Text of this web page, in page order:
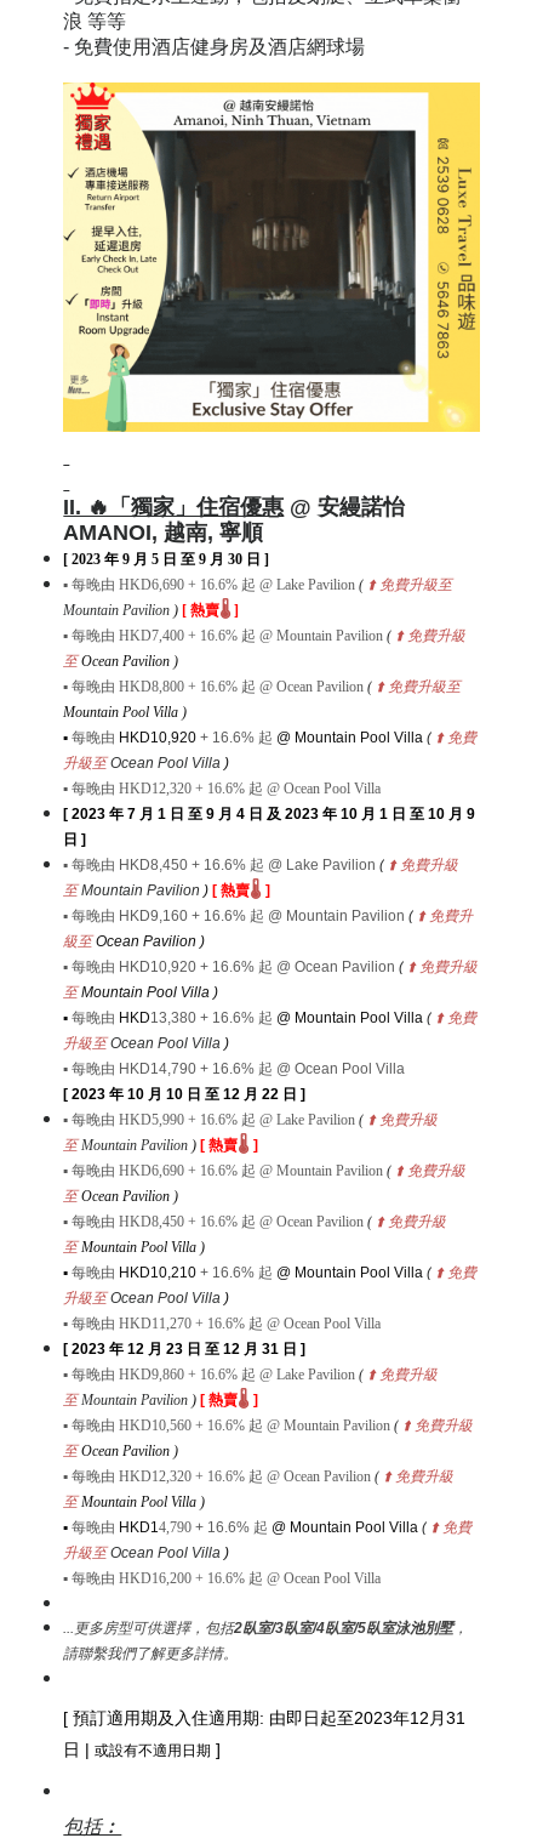
浪 等等
- 免費使用酒店健身房及酒店網球場
II. 🔥「獨家」住宿優惠 @ 安縵諾怡
AMANOI, 越南, 寧順
[ 2023 年 9 月 5 日 至 9 月 30 日 ]
▪ 每晚由 HKD6,690 + 16.6% 起 @ Lake Pavilion( ⬆️ 免費升級至
Mountain Pavilion ) [ 熱賣🌡️]
▪每晚由 HKD7,400 + 16.6% 起 @ Mountain Pavilion( ⬆️ 免費升級
至 Ocean Pavilion )
▪每晚由 HKD8,800 + 16.6% 起 @ Ocean Pavilion( ⬆️ 免費升級至
Mountain Pool Villa )
▪每晚由 HKD10,920 + 16.6% 起 @ Mountain Pool Villa ( ⬆️ 免費
升級至 Ocean Pool Villa )
▪每晚由 HKD12,320 + 16.6% 起 @ Ocean Pool Villa
[ 2023 年 7 月 1 日 至 9 月 4 日及 2023 年 10 月 1 日 至 10 月 9
日 ]
▪每晚由 HKD8,450 + 16.6% 起 @ Lake Pavilion( ⬆️ 免費升級
至 Mountain Pavilion ) [熱賣🌡️]
▪每晚由 HKD9,160 + 16.6% 起 @ Mountain Pavilion( ⬆️ 免費升
級至 Ocean Pavilion)
▪每晚由 HKD10,920 + 16.6% 起 @ Ocean Pavilion( ⬆️ 免費升級
至 Mountain Pool Villa )
▪每晚由 HKD13,380 + 16.6% 起 @ Mountain Pool Villa ( ⬆️ 免費
升級至 Ocean Pool Villa )
▪每晚由 HKD14,790 + 16.6% 起 @ Ocean Pool Villa
[ 2023 年 10 月 10 日 至 12 月 22 日 ]
▪每晚由 HKD5,990 + 16.6% 起 @ Lake Pavilion( ⬆️ 免費升級
至 Mountain Pavilion ) [ 熱賣🌡️]
▪每晚由 HKD6,690 + 16.6% 起 @ Mountain Pavilion( ⬆️ 免費升級
至Ocean Pavilion )
▪每晚由 HKD8,450 + 16.6% 起 @ Ocean Pavilion( ⬆️ 免費升級
至 Mountain Pool Villa )
▪每晚由 HKD10,210 + 16.6% 起 @ Mountain Pool Villa ( ⬆️ 免費
升級至 Ocean Pool Villa )
▪每晚由 HKD11,270 + 16.6% 起 @ Ocean Pool Villa
[ 2023 年 12 月 23 日 至 12 月 31 日 ]
▪每晚由 HKD9,860 + 16.6% 起 @ Lake Pavilion( ⬆️ 免費升級
至 Mountain Pavilion ) [ 熱賣🌡️]
▪每晚由 HKD10,560 + 16.6% 起 @ Mountain Pavilion( ⬆️ 免費升級
至Ocean Pavilion )
▪每晚由 HKD12,320 + 16.6% 起 @ Ocean Pavilion( ⬆️ 免費升級
至 Mountain Pool Villa )
▪每晚由 HKD14,790 + 16.6% 起 @ Mountain Pool Villa ( ⬆️ 免費
升級至 Ocean Pool Villa )
▪每晚由 HKD16,200 + 16.6% 起 @ Ocean Pool Villa
...更多房型可供選擇，包括2臥室/3臥室/4臥室/5臥室泳池別墅，
請聯繫我們了解更多詳情。
[預訂適用期及 入住適用期: 由即日起至2023年12月31
日 |或設有不適用日期 ]
包括︰